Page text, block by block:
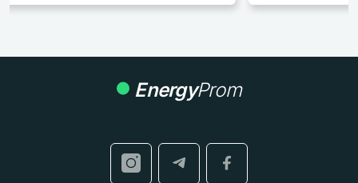
EnergyProm